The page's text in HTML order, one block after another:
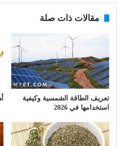
مقالات ذات صلة
تعريف الطاقة الشمسية وكيفية
استخدامها في 2026